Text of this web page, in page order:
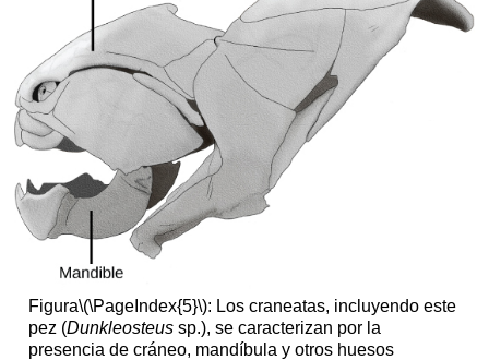
Figura\(\PageIndex{5}\): Los craneatas, incluyendo este
pez (Dunkleosteussp.), se caracterizan por la
presencia de cráneo, mandíbula y otros huesos